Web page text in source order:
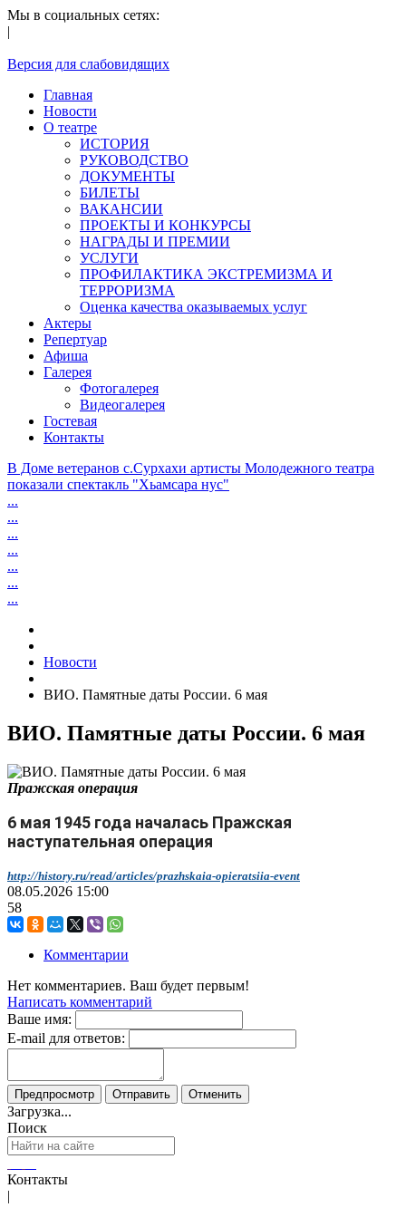
Мы в социальных сетях:
|
Версия для слабовидящих
Главная
Новости
О театре
ИСТОРИЯ
РУКОВОДСТВО
ДОКУМЕНТЫ
БИЛЕТЫ
ВАКАНСИИ
ПРОЕКТЫ И КОНКУРСЫ
НАГРАДЫ И ПРЕМИИ
УСЛУГИ
ПРОФИЛАКТИКА ЭКСТРЕМИЗМА И
ТЕРРОРИЗМА
Оценка качества оказываемых услуг
Актеры
Репертуар
Афиша
Галерея
Фотогалерея
Видеогалерея
Гостевая
Контакты
В Доме ветеранов с.Сурхахи артисты Молодежного театра
показали спектакль "Хьамсара нус"
...
...
...
...
...
...
...
Новости
ВИО. Памятные даты России. 6 мая
ВИО. Памятные даты России. 6 мая
Пражская операция
6 мая 1945 года началась Пражская
наступательная операция
http://history.ru/read/articles/prazhskaia-opieratsiia-event
08.05.2026 15:00
58
Комментарии
Нет комментариев. Ваш будет первым!
Написать комментарий
Ваше имя:
E-mail для ответов:
Загрузка...
Поиск
Контакты
|